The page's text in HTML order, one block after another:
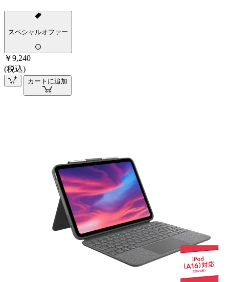
スペシャルオファー
￥9,240
(税込)
カートに追加